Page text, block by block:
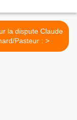
la dispute Claude
Bernard/Pasteur : >